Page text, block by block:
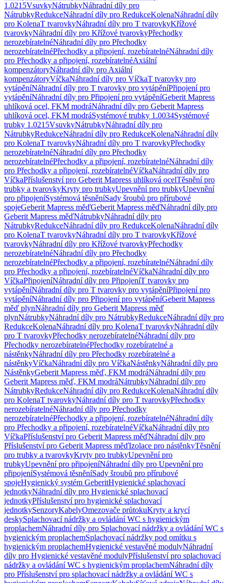
1.0215VsuvkyNátrubkyNáhradní díly pro
NátrubkyRedukceNáhradní díly pro RedukceKolenaNáhradní díly
pro KolenaT tvarovkyNáhradní díly pro T tvarovkyKřížové
tvarovkyNáhradní díly pro Křížové tvarovkyPřechodky
nerozebíratelnéNáhradní díly pro Přechodky
nerozebíratelnéPřechodky a připojení, rozebíratelnéNáhradní díly
pro Přechodky a připojení, rozebíratelnéAxiální
kompenzátoryNáhradní díly pro Axiální
kompenzátoryVíčkaNáhradní díly pro VíčkaT tvarovky pro
vytápěníNáhradní díly pro T tvarovky pro vytápěníPřipojení pro
vytápěníNáhradní díly pro Připojení pro vytápěníGeberit Mapress
uhlíková ocel, FKM modráNáhradní díly pro Geberit Mapress
uhlíková ocel, FKM modráSystémové trubky 1.0034Systémové
trubky 1.0215VsuvkyNátrubkyNáhradní díly pro
NátrubkyRedukceNáhradní díly pro RedukceKolenaNáhradní díly
pro KolenaT tvarovkyNáhradní díly pro T tvarovkyPřechodky
nerozebíratelnéNáhradní díly pro Přechodky
nerozebíratelnéPřechodky a připojení, rozebíratelnéNáhradní díly
pro Přechodky a připojení, rozebíratelnéVíčkaNáhradní díly pro
VíčkaPříslušenství pro Geberit Mapress uhlíková ocelTěsnění pro
trubky a tvarovkyKryty pro trubkyUpevnění pro trubkyUpevnění
pro připojeníSystémová těsněníSady šroubů pro přírubové
spojeGeberit Mapress měďGeberit Mapress měďNáhradní díly pro
Geberit Mapress měďNátrubkyNáhradní díly pro
NátrubkyRedukceNáhradní díly pro RedukceKolenaNáhradní díly
pro KolenaT tvarovkyNáhradní díly pro T tvarovkyKřížové
tvarovkyNáhradní díly pro Křížové tvarovkyPřechodky
nerozebíratelnéNáhradní díly pro Přechodky
nerozebíratelnéPřechodky a připojení, rozebíratelnéNáhradní díly
pro Přechodky a připojení, rozebíratelnéVíčkaNáhradní díly pro
VíčkaPřipojeníNáhradní díly pro PřipojeníT tvarovky pro
vytápěníNáhradní díly pro T tvarovky pro vytápěníPřipojení pro
vytápěníNáhradní díly pro Připojení pro vytápěníGeberit Mapress
měď plynNáhradní díly pro Geberit Mapress měď
plynNátrubkyNáhradní díly pro NátrubkyRedukceNáhradní díly pro
RedukceKolenaNáhradní díly pro KolenaT tvarovkyNáhradní díly
pro T tvarovkyPřechodky nerozebíratelnéNáhradní díly pro
Přechodky nerozebíratelnéPřechodky rozebíratelné a
nástěnkyNáhradní díly pro Přechodky rozebíratelné a
nástěnkyVíčkaNáhradní díly pro VíčkaNástěnkyNáhradní díly pro
NástěnkyGeberit Mapress měď, FKM modráNáhradní díly pro
Geberit Mapress měď, FKM modráNátrubkyNáhradní díly pro
NátrubkyRedukceNáhradní díly pro RedukceKolenaNáhradní díly
pro KolenaT tvarovkyNáhradní díly pro T tvarovkyPřechodky
nerozebíratelnéNáhradní díly pro Přechodky
nerozebíratelnéPřechodky a připojení, rozebíratelnéNáhradní díly
pro Přechodky a připojení, rozebíratelnéVíčkaNáhradní díly pro
VíčkaPříslušenství pro Geberit Mapress měďNáhradní díly pro
Příslušenství pro Geberit Mapress měďIzolace pro nástěnkyTěsnění
pro trubky a tvarovkyKryty pro trubkyUpevnění pro
trubkyUpevnění pro připojeníNáhradní díly pro Upevnění pro
připojeníSystémová těsněníSady šroubů pro přírubové
spojeHygienický systém GeberitHygienické splachovací
jednotkyNáhradní díly pro Hygienické splachovací
jednotkyPříslušenství pro hygienické splachovací
jednotkySenzoryKabelyOmezovače průtokuKryty a krycí
deskySplachovací nádržky a ovládání WC s hygienickým
proplachemNáhradní díly pro Splachovací nádržky a ovládání WC s
hygienickým proplachemSplachovací nádržky pod omítku s
hygienickým proplachemHygienické vestavěné modulyNáhradní
díly pro Hygienické vestavěné modulyPříslušenství pro splachovací
nádržky a ovládání WC s hygienickým proplachemNáhradní díly
pro Příslušenství pro splachovací nádržky a ovládání WC s